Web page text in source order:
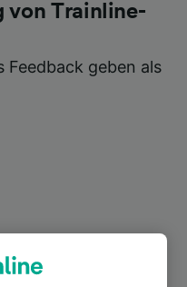
von Trainline-
Feedback geben als